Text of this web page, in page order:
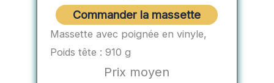
Commander la massette
Massette avec poignée en vinyle,
Poids tête : 910 g
Prix moyen